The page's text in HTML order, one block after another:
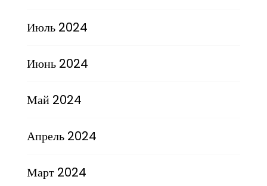
Июль 2024
Июнь 2024
Май 2024
Апрель 2024
Март 2024